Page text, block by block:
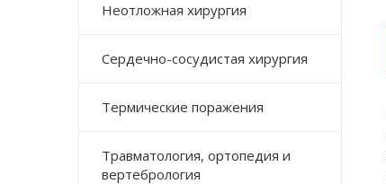
Неотложная хирургия
Сердечно-сосудистая хирургия
Термические поражения
Травматология, ортопедия и
вертебрология